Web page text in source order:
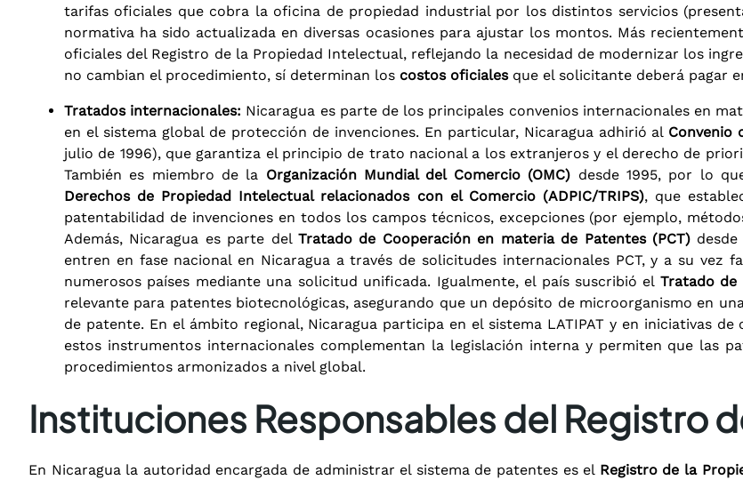
tarifas oficiales que cobra la oficina de propiedad industrial por los distintos servicios
normativa ha sido actualizada en diversas ocasiones para ajustar los montos. Más
oficiales del Registro de la Propiedad Intelectual, reflejando la necesidad de modernizar los
no cambian el procedimiento, sí determinan los costos oficialesque el solicitante deberá pagar
Tratados internacionales: Nicaragua es parte de los principales convenios internacionales en
en el sistema global de protección de invenciones. En particular, Nicaragua adhirió al Convenio
julio de 1996), que garantiza el principio de trato nacional a los extranjeros y el derecho de
También es miembro de la Organización Mundial del Comercio (OMC) desde 1995, por lo
Derechos de Propiedad Intelectual relacionados con el Comercio (ADPIC/TRIPS), que
patentabilidad de invenciones en todos los campos técnicos, excepciones (por ejemplo,
Además, Nicaragua es parte delTratado de Cooperación en materia de Patentes (PCT)desde
entren en fase nacional en Nicaragua a través de solicitudes internacionales PCT, y a su vez
numerosos países mediante una solicitud unificada. Igualmente, el país suscribió el Tratado de
relevante para patentes biotecnológicas, asegurando que un depósito de microorganismo en
de patente. En el ámbito regional, Nicaragua participa en el sistema LATIPAT y en iniciativas
estos instrumentos internacionales complementan la legislación interna y permiten que las
procedimientos armonizados a nivel global.
Instituciones Responsables del Registro
En Nicaragua la autoridad encargada de administrar el sistema de patentes es el Registro de la